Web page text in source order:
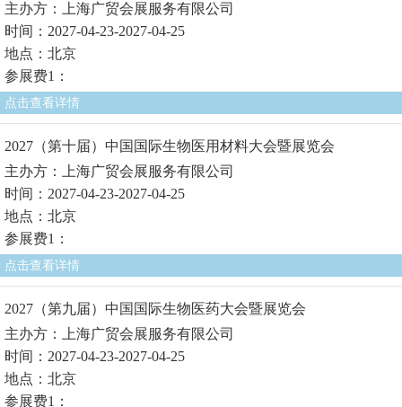
主办方：上海广贸会展服务有限公司
时间：2027-04-23-2027-04-25
地点：北京
参展费1：
点击查看详情
2027（第十届）中国国际生物医用材料大会暨展览会
主办方：上海广贸会展服务有限公司
时间：2027-04-23-2027-04-25
地点：北京
参展费1：
点击查看详情
2027（第九届）中国国际生物医药大会暨展览会
主办方：上海广贸会展服务有限公司
时间：2027-04-23-2027-04-25
地点：北京
参展费1：